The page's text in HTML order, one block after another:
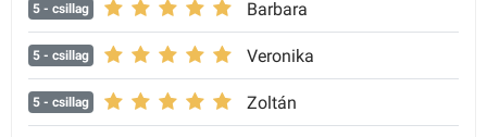
5 - csillag Barbara
5 - csillag Veronika
5 - csillag Zoltán